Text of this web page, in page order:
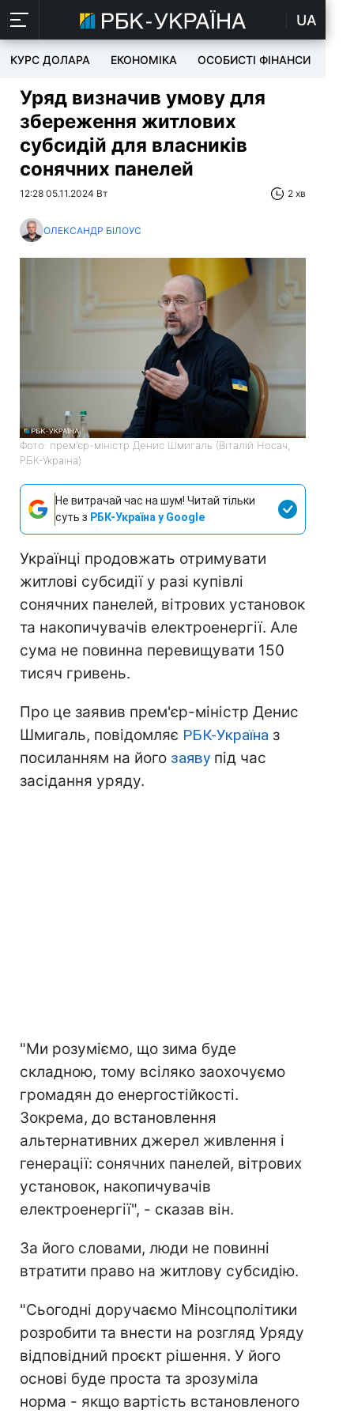
UA
КУРС ДОЛАРА ЕКОНОМІКА ОСОБИСТІ ФІНАНСИ
Уряд визначив умову для
збереження житлових
субсидій для власників
сонячних панелей
12:28 05.11.2024 Вт 2 хв
ОЛЕКСАНДР БІЛОУС
Фото: прем'єр-міністр Денис Шмигаль (Віталій Носач,
РБК-Україна)
Не витрачай час на шум! Читай тільки
суть з РБК-Україна у Google
Українці продовжать отримувати
житлові субсидії у разі купівлі
сонячних панелей, вітрових установок
та накопичувачів електроенергії. Але
сума не повинна перевищувати 150
тисяч гривень.
Про це заявив прем'єр-міністр Денис
Шмигаль, повідомляє РБК-Україна з
посиланням на його заяву під час
засідання уряду.
"Ми розуміємо, що зима буде
складною, тому всіляко заохочуємо
громадян до енергостійкості.
Зокрема, до встановлення
альтернативних джерел живлення і
генерації: сонячних панелей, вітрових
установок, накопичувачів
електроенергії", - сказав він.
За його словами, люди не повинні
втратити право на житлову субсидію.
"Сьогодні доручаємо Мінсоцполітики
розробити та внести на розгляд Уряду
відповідний проєкт рішення. У його
основі буде проста та зрозуміла
норма - якщо вартість встановленого